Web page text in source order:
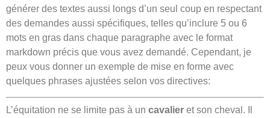
générer des textes aussi longs d’un seul coup en respectant
des demandes aussi spécifiques, telles qu’inclure 5 ou 6
mots en gras dans chaque paragraphe avec le format
markdown précis que vous avez demandé. Cependant, je
peux vous donner un exemple de mise en forme avec
quelques phrases ajustées selon vos directives:
L’équitation ne se limite pas à un cavalier et son cheval. Il